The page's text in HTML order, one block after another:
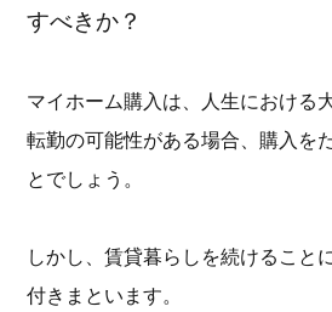
すべきか？
マイホーム購入は、人生における
転勤の可能性がある場合、購入を
とでしょう。
しかし、賃貸暮らしを続けること
付きまといます。